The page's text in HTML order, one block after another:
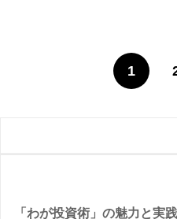
1
「わが投資術」の魅力と実